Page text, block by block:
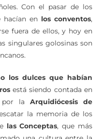
Con el pasar de los
hacían en los conventos,
fuera de ellos, y hoy en
singulares golosinas son
los dulces que habían
está siendo contada en
la Arquidiócesis de
la memoria de los
las Conceptas, que más